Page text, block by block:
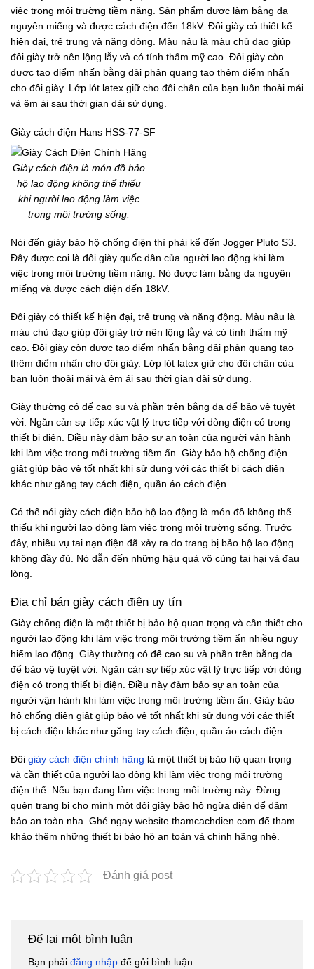
việc trong môi trường tiềm năng. Sản phẩm được làm bằng da
nguyên miếng và được cách điện đến 18kV. Đôi giày có thiết kế
hiện đại, trẻ trung và năng động. Màu nâu là màu chủ đạo giúp
đôi giày trở nên lộng lẫy và có tính thẩm mỹ cao. Đôi giày còn
được tạo điểm nhấn bằng dải phản quang tạo thêm điểm nhấn
cho đôi giày. Lớp lót latex giữ cho đôi chân của bạn luôn thoải mái
và êm ái sau thời gian dài sử dụng.
Giày cách điện Hans HSS-77-SF
Giày cách điện là món đồ bảo
hộ lao động không thể thiếu
khi người lao động làm việc
trong môi trường sống.
Nói đến giày bảo hộ chống điện thì phải kể đến Jogger Pluto S3.
Đây được coi là đôi giày quốc dân của người lao động khi làm
việc trong môi trường tiềm năng. Nó được làm bằng da nguyên
miếng và được cách điện đến 18kV.
Đôi giày có thiết kế hiện đại, trẻ trung và năng động. Màu nâu là
màu chủ đạo giúp đôi giày trở nên lộng lẫy và có tính thẩm mỹ
cao. Đôi giày còn được tạo điểm nhấn bằng dải phản quang tạo
thêm điểm nhấn cho đôi giày. Lớp lót latex giữ cho đôi chân của
bạn luôn thoải mái và êm ái sau thời gian dài sử dụng.
Giày thường có đế cao su và phần trên bằng da để bảo vệ tuyệt
vời. Ngăn cản sự tiếp xúc vật lý trực tiếp với dòng điện có trong
thiết bị điện. Điều này đảm bảo sự an toàn của người vận hành
khi làm việc trong môi trường tiềm ẩn. Giày bảo hộ chống điện
giật giúp bảo vệ tốt nhất khi sử dụng với các thiết bị cách điện
khác như găng tay cách điện, quần áo cách điện.
Có thể nói giày cách điện bảo hộ lao động là món đồ không thể
thiếu khi người lao động làm việc trong môi trường sống. Trước
đây, nhiều vụ tai nạn điện đã xảy ra do trang bị bảo hộ lao động
không đầy đủ. Nó dẫn đến những hậu quả vô cùng tai hại và đau
lòng.
Địa chỉ bán giày cách điện uy tín
Giày chống điện là một thiết bị bảo hộ quan trọng và cần thiết cho
người lao động khi làm việc trong môi trường tiềm ẩn nhiều nguy
hiểm lao động. Giày thường có đế cao su và phần trên bằng da
để bảo vệ tuyệt vời. Ngăn cản sự tiếp xúc vật lý trực tiếp với dòng
điện có trong thiết bị điện. Điều này đảm bảo sự an toàn của
người vận hành khi làm việc trong môi trường tiềm ẩn. Giày bảo
hộ chống điện giật giúp bảo vệ tốt nhất khi sử dụng với các thiết
bị cách điện khác như găng tay cách điện, quần áo cách điện.
Đôi giày cách điện chính hãng là một thiết bị bảo hộ quan trọng
và cần thiết của người lao động khi làm việc trong môi trường
điện thế. Nếu bạn đang làm việc trong môi trường này. Đừng
quên trang bị cho mình một đôi giày bảo hộ ngừa điện để đảm
bảo an toàn nha. Ghé ngay website thamcachdien.com để tham
khảo thêm những thiết bị bảo hộ an toàn và chính hãng nhé.
Đánh giá post
Để lại một bình luận
Bạn phải đăng nhập để gửi bình luận.